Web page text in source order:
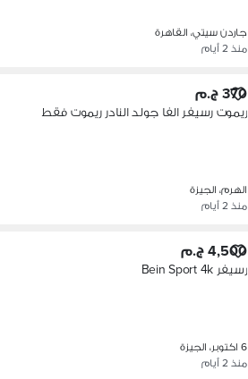
جاردن سيتي، القاهرة
منذ 2 أيام
370 ج.م
ريموت رسيفر الفا جولد النادر ريموت فقط
الهرم، الجيزة
منذ 2 أيام
4,500 ج.م
رسيفر Bein Sport 4k
6 اكتوبر، الجيزة
منذ 2 أيام